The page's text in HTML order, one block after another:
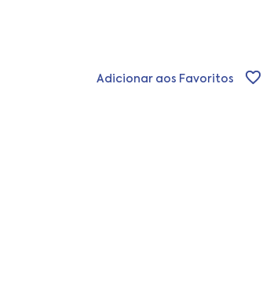
Adicionar aos Favoritos